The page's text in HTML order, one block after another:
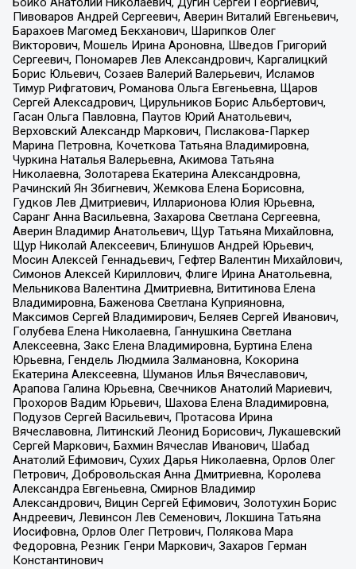
Пивоваров Андрей Сергеевич, Аверин Виталий Евгеньевич,
Барахоев Магомед Бекханович, Шарипков Олег
Викторович, Мошель Ирина Ароновна, Шведов Григорий
Сергеевич, Пономарев Лев Александрович, Каргалицкий
Борис Юльевич, Созаев Валерий Валерьевич, Исламов
Тимур Рифгатович, Романова Ольга Евгеньевна, Щаров
Сергей Алексадрович, Цирульников Борис Альбертович,
Гасан Ольга Павловна, Паутов Юрий Анатольевич,
Верховский Александр Маркович, Пислакова-Паркер
Марина Петровна, Кочеткова Татьяна Владимировна,
Чуркина Наталья Валерьевна, Акимова Татьяна
Николаевна, Золотарева Екатерина Александровна,
Рачинский Ян Збигневич, Жемкова Елена Борисовна,
Гудков Лев Дмитриевич, Илларионова Юлия Юрьевна,
Саранг Анна Васильевна, Захарова Светлана Сергеевна,
Аверин Владимир Анатольевич, Щур Татьяна Михайловна,
Щур Николай Алексеевич, Блинушов Андрей Юрьевич,
Мосин Алексей Геннадьевич, Гефтер Валентин Михайлович,
Симонов Алексей Кириллович, Флиге Ирина Анатольевна,
Мельникова Валентина Дмитриевна, Вититинова Елена
Владимировна, Баженова Светлана Куприяновна,
Максимов Сергей Владимирович, Беляев Сергей Иванович,
Голубева Елена Николаевна, Ганнушкина Светлана
Алексеевна, Закс Елена Владимировна, Буртина Елена
Юрьевна, Гендель Людмила Залмановна, Кокорина
Екатерина Алексеевна, Шуманов Илья Вячеславович,
Арапова Галина Юрьевна, Свечников Анатолий Мариевич,
Прохоров Вадим Юрьевич, Шахова Елена Владимировна,
Подузов Сергей Васильевич, Протасова Ирина
Вячеславовна, Литинский Леонид Борисович, Лукашевский
Сергей Маркович, Бахмин Вячеслав Иванович, Шабад
Анатолий Ефимович, Сухих Дарья Николаевна, Орлов Олег
Петрович, Добровольская Анна Дмитриевна, Королева
Александра Евгеньевна, Смирнов Владимир
Александрович, Вицин Сергей Ефимович, Золотухин Борис
Андреевич, Левинсон Лев Семенович, Локшина Татьяна
Иосифовна, Орлов Олег Петрович, Полякова Мара
Федоровна, Резник Генри Маркович, Захаров Герман
Константинович